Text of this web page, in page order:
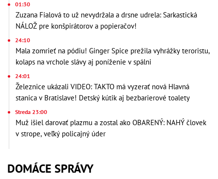
01:30
Zuzana Fialová to už nevydržala a drsne udrela: Sarkastická
NÁLOŽ pre konšpirátorov a popieračov!
24:10
Mala zomrieť na pódiu! Ginger Spice prežila vyhrážky teroristu,
kolaps na vrchole slávy aj poníženie v spálni
24:01
Železnice ukázali VIDEO: TAKTO má vyzerať nová Hlavná
stanica v Bratislave! Detský kútik aj bezbarierové toalety
Streda 23:00
Muž išiel darovať plazmu a zostal ako OBARENÝ: NAHÝ človek
v strope, veľký policajný úder
DOMÁCE SPRÁVY